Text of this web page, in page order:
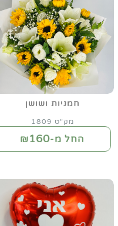
חמניות ושושן
מק"ט 1809
החל מ-₪160